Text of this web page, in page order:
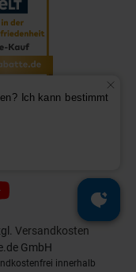
Versandkosten
GmbH
innerhalb